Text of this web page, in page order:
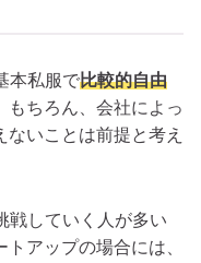
本私服で比較的自由
もちろん、会社によっ
いことは前提と考え
戦していく人が多い
アップの場合には、